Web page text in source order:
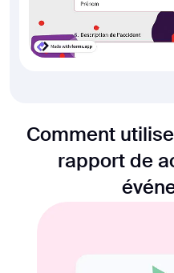
Comment
rapport de